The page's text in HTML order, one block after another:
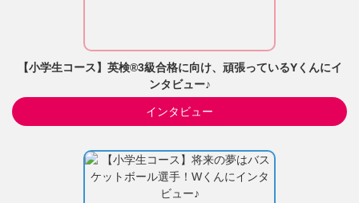
【小学生コース】英検®3級合格に向け、頑張っているYくんにイ
ンタビュー♪
インタビュー